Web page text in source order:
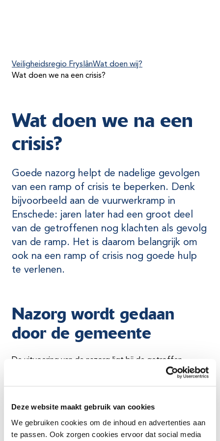
Deze website maakt gebruik van cookies
We gebruiken cookies om de inhoud en advertenties aan
te passen. Ook zorgen cookies ervoor dat social media
Veiligheidsregio FryslânWat doen wij?
Wat doen we na een crisis?
Wat doen we na een
crisis?
Goede nazorg helpt de nadelige gevolgen
van een ramp of crisis te beperken. Denk
bijvoorbeeld aan de vuurwerkramp in
Enschede: jaren later had een groot deel
van de getroffenen nog klachten als gevolg
van de ramp. Het is daarom belangrijk om
ook na een ramp of crisis nog goede hulp
te verlenen.
Nazorg wordt gedaan
door de gemeente
De uitvoering van de nazorg ligt bij de getroffen
gemeente. Hiervoor is een speciaal team opgeleid en
getraind. Het team werkt met een speciaal draaiboek
gemeente als daar behoefte aan is.
Evalueren: wat gaat goed